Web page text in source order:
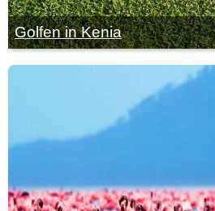
Golfen in Kenia